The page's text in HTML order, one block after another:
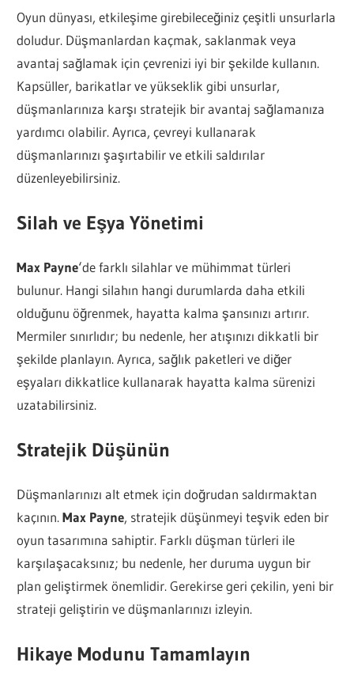
Oyun dünyası, etkileşime girebileceğiniz çeşitli unsurlarla
doludur. Düşmanlardan kaçmak, saklanmak veya
avantaj sağlamak için çevrenizi iyi bir şekilde kullanın.
Kapsüller, barikatlar ve yükseklik gibi unsurlar,
düşmanlarınıza karşı stratejik bir avantaj sağlamanıza
yardımcı olabilir. Ayrıca, çevreyi kullanarak
düşmanlarınızı şaşırtabilir ve etkili saldırılar
düzenleyebilirsiniz.
Silah ve Eşya Yönetimi
Max Payne‘de farklı silahlar ve mühimmat türleri
bulunur. Hangi silahın hangi durumlarda daha etkili
olduğunu öğrenmek, hayatta kalma şansınızı artırır.
Mermiler sınırlıdır; bu nedenle, her atışınızı dikkatli bir
şekilde planlayın. Ayrıca, sağlık paketleri ve diğer
eşyaları dikkatlice kullanarak hayatta kalma sürenizi
uzatabilirsiniz.
Stratejik Düşünün
Düşmanlarınızı alt etmek için doğrudan saldırmaktan
kaçının.Max Payne, stratejik düşünmeyi teşvik eden bir
oyun tasarımına sahiptir. Farklı düşman türleri ile
karşılaşacaksınız; bu nedenle, her duruma uygun bir
plan geliştirmek önemlidir. Gerekirse geri çekilin, yeni bir
strateji geliştirin ve düşmanlarınızı izleyin.
Hikaye Modunu Tamamlayın